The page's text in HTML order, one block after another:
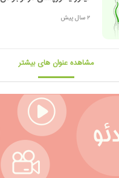
2 سال پیش
مشاهده عنوان های بیشتر